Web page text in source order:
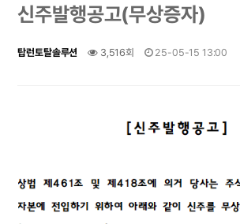
신주발행공고(무상증자)
탑런토탈솔루션 3,516회 25-05-15 13:00